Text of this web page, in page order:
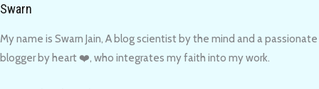
Swarn
My name is Swarn Jain, A blog scientist by the mind and a passionate
blogger by heart ❤️, who integrates my faith into my work.